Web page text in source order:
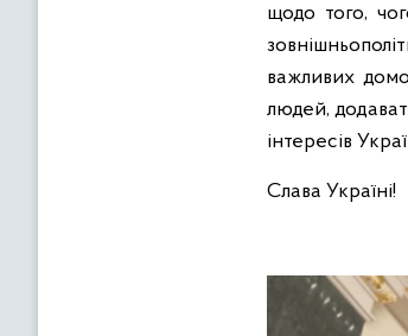
щодо того,
важливих
людей,
інтересів
Слава Україні!